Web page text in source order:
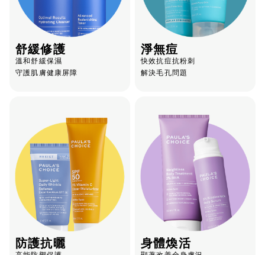
舒緩修護
溫和舒緩保濕
守護肌膚健康屏障
淨無痘
快效抗痘抗粉刺
解決毛孔問題
防護抗曬 身體煥活